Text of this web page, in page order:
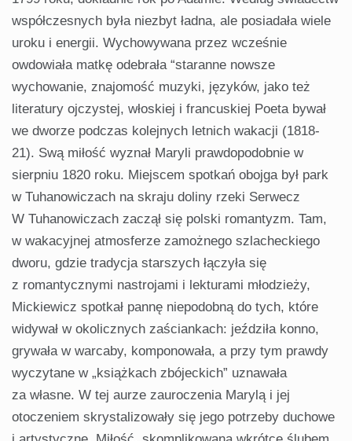
współczesnych była niezbyt ładna, ale posiadała wiele
uroku i energii. Wychowywana przez wcześnie
owdowiała matkę odebrała “staranne nowsze
wychowanie, znajomość muzyki, języków, jako też
literatury ojczystej, włoskiej i francuskiej Poeta bywał
we dworze podczas kolejnych letnich wakacji (1818-
21). Swą miłość wyznał Maryli prawdopodobnie w
sierpniu 1820 roku. Miejscem spotkań obojga był park
w Tuhanowiczach na skraju doliny rzeki Serwecz
W Tuhanowiczach zaczął się polski romantyzm. Tam,
w wakacyjnej atmosferze zamożnego szlacheckiego
dworu, gdzie tradycja starszych łączyła się
z romantycznymi nastrojami i lekturami młodzieży,
Mickiewicz spotkał pannę niepodobną do tych, które
widywał w okolicznych zaściankach: jeździła konno,
grywała w warcaby, komponowała, a przy tym prawdy
wyczytane w „książkach zbójeckich” uznawała
za własne. W tej aurze zauroczenia Marylą i jej
otoczeniem skrystalizowały się jego potrzeby duchowe